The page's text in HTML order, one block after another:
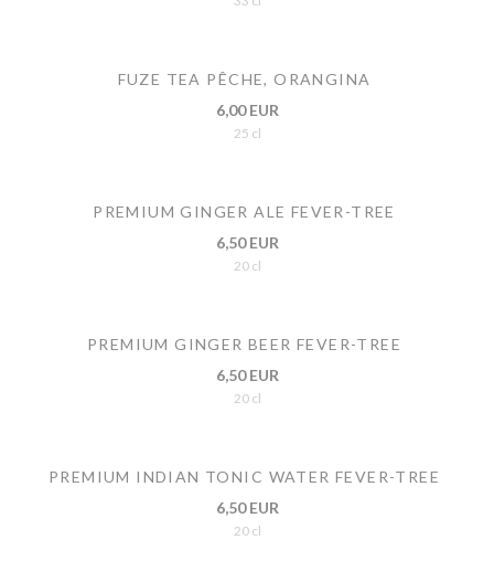
FUZE TEA PÊCHE, ORANGINA
6,00 EUR
25 cl
PREMIUM GINGER ALE FEVER-TREE
6,50 EUR
20 cl
PREMIUM GINGER BEER FEVER-TREE
6,50 EUR
20 cl
PREMIUM INDIAN TONIC WATER FEVER-TREE
6,50 EUR
20 cl